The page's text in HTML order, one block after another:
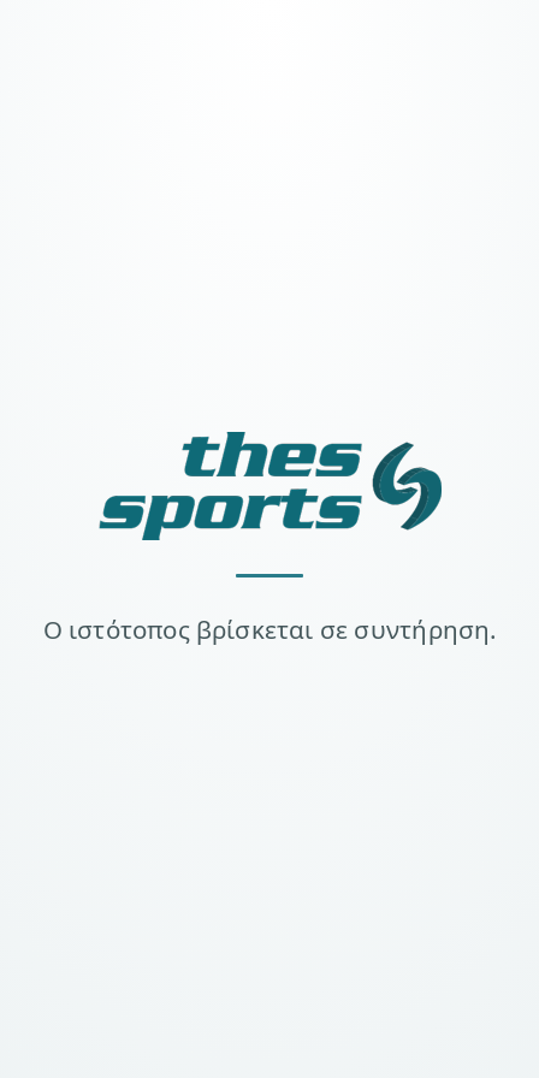
Ο ιστότοπος βρίσκεται σε συντήρηση.